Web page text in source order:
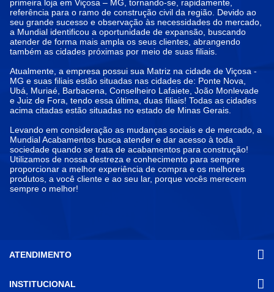
primeira loja em Viçosa – MG, tornando-se, rapidamente,
referência para o ramo de construção civil da região. Devido ao
seu grande sucesso e observação às necessidades do mercado,
a Mundial identificou a oportunidade de expansão, buscando
atender de forma mais ampla os seus clientes, abrangendo
também as cidades próximas por meio de suas filiais.
Atualmente, a empresa possui sua Matriz na cidade de Viçosa -
MG e suas filiais estão situadas nas cidades de: Ponte Nova,
Ubá, Muriaé, Barbacena, Conselheiro Lafaiete, João Monlevade
e Juiz de Fora, tendo essa última, duas filiais! Todas as cidades
acima citadas estão situadas no estado de Minas Gerais.
Levando em consideração as mudanças sociais e de mercado, a
Mundial Acabamentos busca atender e dar acesso à toda
sociedade quando se trata de acabamentos para construção!
Utilizamos de nossa destreza e conhecimento para sempre
proporcionar a melhor experiência de compra e os melhores
produtos, a você cliente e ao seu lar, porque vocês merecem
sempre o melhor!
ATENDIMENTO
INSTITUCIONAL